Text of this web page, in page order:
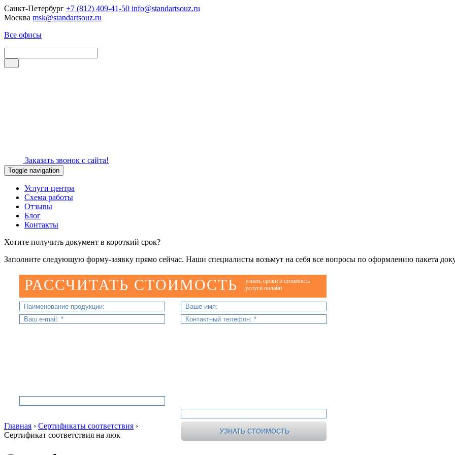
Санкт-Петербург +7 (812) 409-41-50 info@standartsouz.ru
Москва msk@standartsouz.ru
Все офисы
Заказать звонок с сайта!
Toggle navigation
Услуги центра
Схема работы
Отзывы
Блог
Контакты
Хотите получить документ в короткий срок?
Заполните следующую форму-заявку прямо сейчас. Наши специалисты возьмут на себя все вопросы по оформлению пакета
РАССЧИТАТЬ СТОИМОСТЬ
узнать сроки и стоимость
услуги онлайн
Главная › Сертификаты соответствия ›
Сертификат соответствия на люк